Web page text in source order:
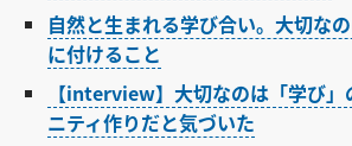
自然と生まれる学び合い。大切な
に付けること
【interview】大切なのは「学び」
ニティ作りだと気づいた